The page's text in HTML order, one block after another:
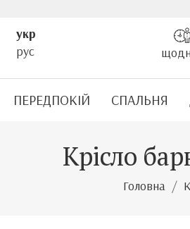
укр
рус
ПЕРЕДПОКІЙ СПАЛЬНЯ
Крісло
Головна